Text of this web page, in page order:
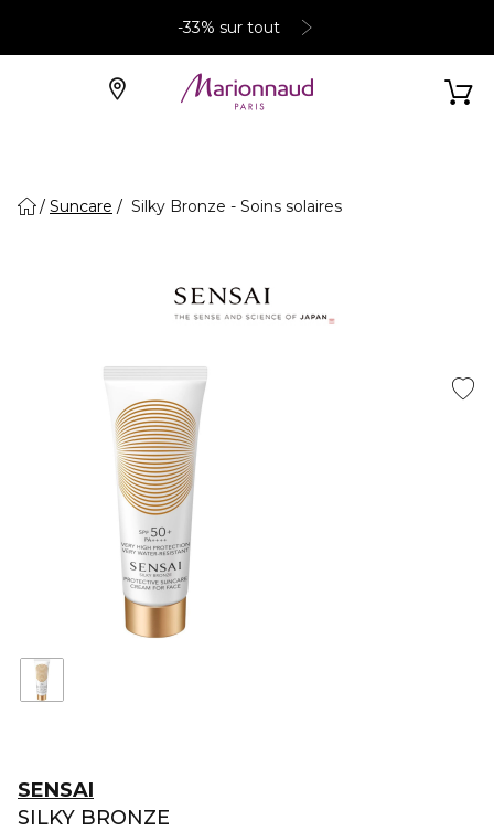
-33% sur tout
Suncare Silky Bronze - Soins solaires
SENSAI
SILKY BRONZE